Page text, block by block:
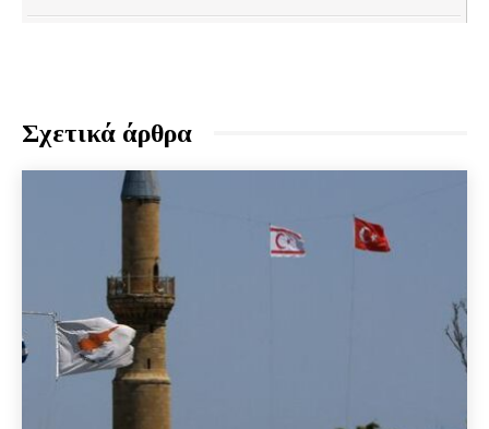
Σχετικά άρθρα